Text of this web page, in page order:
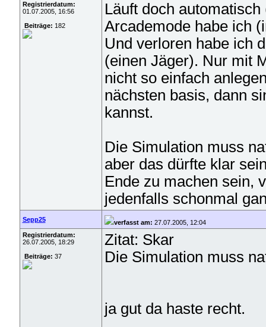
Registrierdatum:
01.07.2005, 16:56
Beiträge: 182
Läuft doch
Arcademode habe ich
Und verloren habe ich
(einen Jäger). Nur mit
nicht so einfach
nächsten basis, dann
kannst.
Die Simulation muss
aber das dürfte klar
Ende zu machen sein,
jedenfalls schonmal
Sepp25 verfasst am: 27.07.2005, 12:04
Registrierdatum:
26.07.2005, 18:29
Beiträge: 37
Zitat: Skar
Die Simulation muss
ja gut da haste recht.